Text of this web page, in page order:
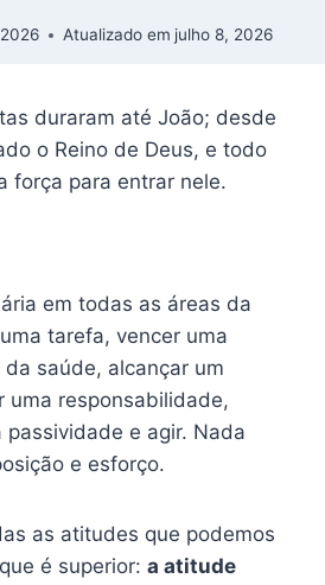
Atualizado em julho 8, 2026
duraram até João; desde
o Reino de Deus, e todo
força para entrar nele.
em todas as áreas da
tarefa, vencer uma
saúde, alcançar um
uma responsabilidade,
passividade e agir. Nada
e esforço.
as atitudes que podemos
é superior: a atitude